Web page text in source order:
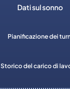
Dati sul sonno
Pianificazione dei
Storico del carico di